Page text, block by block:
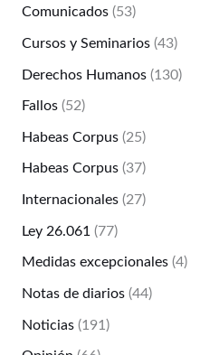
Comunicados(53)
Cursos y Seminarios(43)
Derechos Humanos(130)
Fallos(52)
Habeas Corpus(25)
Habeas Corpus(37)
Internacionales(27)
Ley 26.061 (77)
Medidas excepcionales(4)
Notas de diarios(44)
Noticias(191)